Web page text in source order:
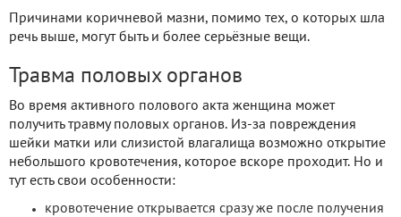
Причинами коричневой мазни, помимо тех, о которых шла
речь выше, могут быть и более серьёзные вещи.
Травма половых органов
Во время активного полового акта женщина может
получить травму половых органов. Из-за повреждения
шейки матки или слизистой влагалища возможно открытие
небольшого кровотечения, которое вскоре проходит. Но и
тут есть свои особенности:
кровотечение открывается сразу же после получения